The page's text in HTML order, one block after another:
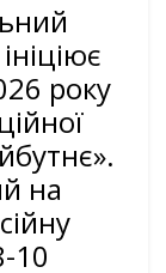
року
на
10